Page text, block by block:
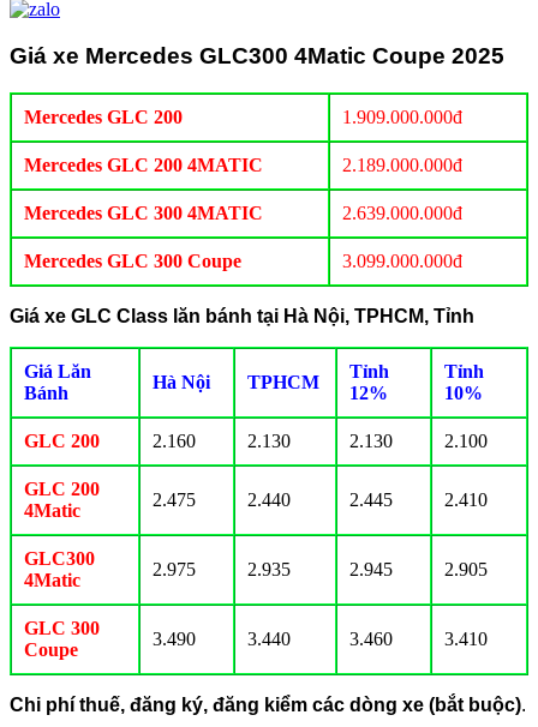
Giá xe Mercedes GLC300 4Matic Coupe 2025
Mercedes GLC 200 1.909.000.000đ
Mercedes GLC 200 4MATIC 2.189.000.000đ
Mercedes GLC 300 4MATIC 2.639.000.000đ
Mercedes GLC 300 Coupe 3.099.000.000đ
Giá xe GLC Class lăn bánh tại Hà Nội, TPHCM, Tỉnh
Giá Lăn
Bánh
Hà Nội TPHCM
Tỉnh
12%
Tỉnh
10%
GLC 200 2.160 2.130 2.130 2.100
GLC 200
4Matic
2.475 2.440 2.445 2.410
GLC300
4Matic
2.975 2.935 2.945 2.905
GLC 300
Coupe
3.490 3.440 3.460 3.410
Chi phí thuế, đăng ký, đăng kiểm các dòng xe (bắt buộc).